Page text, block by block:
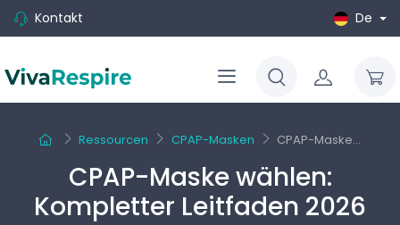
Kontakt De
Ressourcen CPAP-Masken CPAP-Maske...
CPAP-Maske wählen:
Kompletter Leitfaden 2026